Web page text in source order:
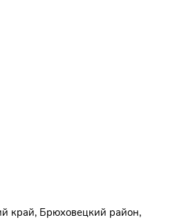
край, Брюховецкий район,